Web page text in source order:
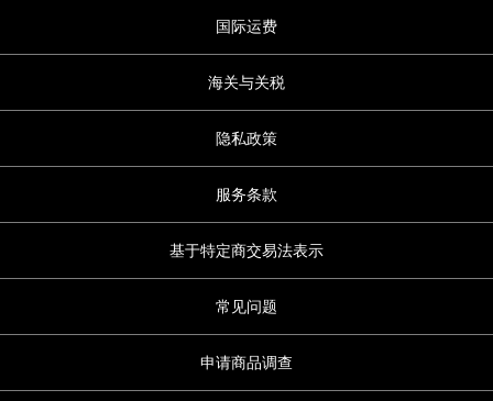
国际运费
海关与关税
隐私政策
服务条款
基于特定商交易法表示
常见问题
申请商品调查